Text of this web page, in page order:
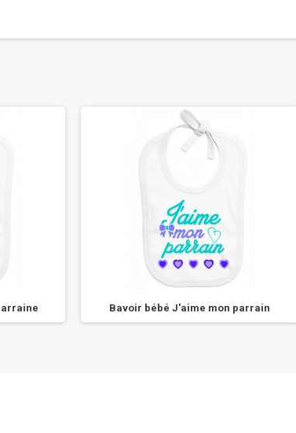
Bavoir bébé J'aime mon parrain